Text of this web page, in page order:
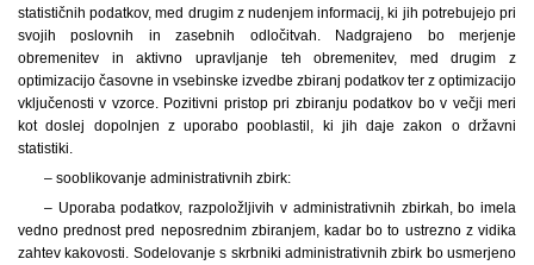
statističnih podatkov, med drugim z nudenjem informacij, ki jih potrebujejo pri
svojih poslovnih in zasebnih odločitvah. Nadgrajeno bo merjenje
obremenitev in aktivno upravljanje teh obremenitev, med drugim z
optimizacijo časovne in vsebinske izvedbe zbiranj podatkov ter z optimizacijo
vključenosti v vzorce. Pozitivni pristop pri zbiranju podatkov bo v večji meri
kot doslej dopolnjen z uporabo pooblastil, ki jih daje zakon o državni
statistiki.
– sooblikovanje administrativnih zbirk:
– Uporaba podatkov, razpoložljivih v administrativnih zbirkah, bo imela
vedno prednost pred neposrednim zbiranjem, kadar bo to ustrezno z vidika
zahtev kakovosti. Sodelovanje s skrbniki administrativnih zbirk bo usmerjeno